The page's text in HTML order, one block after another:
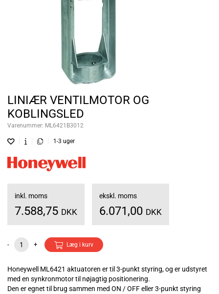
LINIÆR VENTILMOTOR OG
KOBLINGSLED
Varenummer: ML6421B3012
1-3 uger
inkl. moms
7.588,75 DKK
ekskl. moms
6.071,00 DKK
- + Læg i kurv
Honeywell ML6421 aktuatoren er til 3-punkt styring, og er udstyret
med en synkronmotor til nøjagtig positionering.
Den er egnet til brug sammen med ON / OFF eller 3-punkt styring